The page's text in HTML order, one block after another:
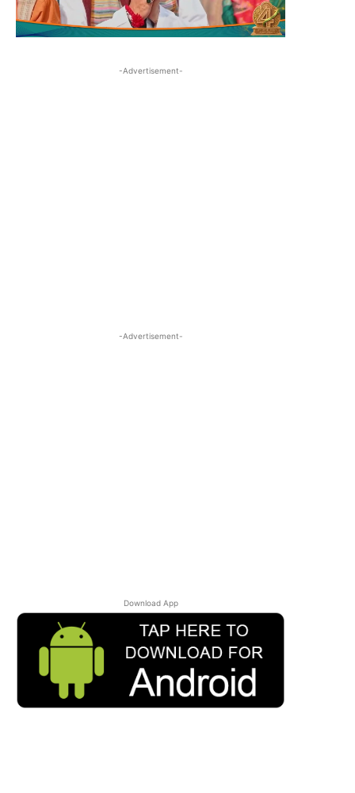
-Advertisement-
-Advertisement-
Download App